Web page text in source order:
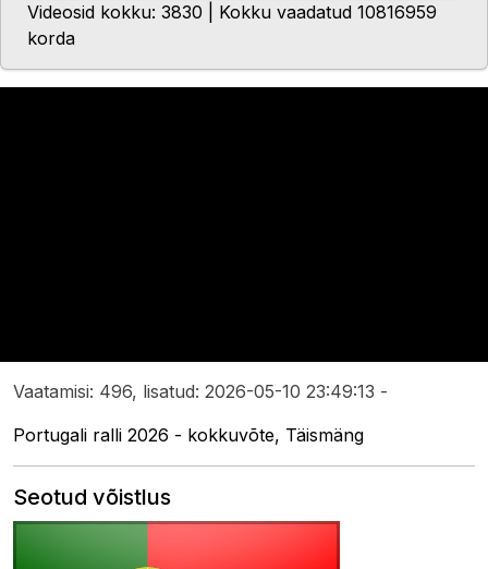
Videosid kokku: 3830 | Kokku vaadatud 10816959
korda
Vaatamisi: 496, lisatud: 2026-05-10 23:49:13 -
Portugali ralli 2026 - kokkuvõte, Täismäng
Seotud võistlus